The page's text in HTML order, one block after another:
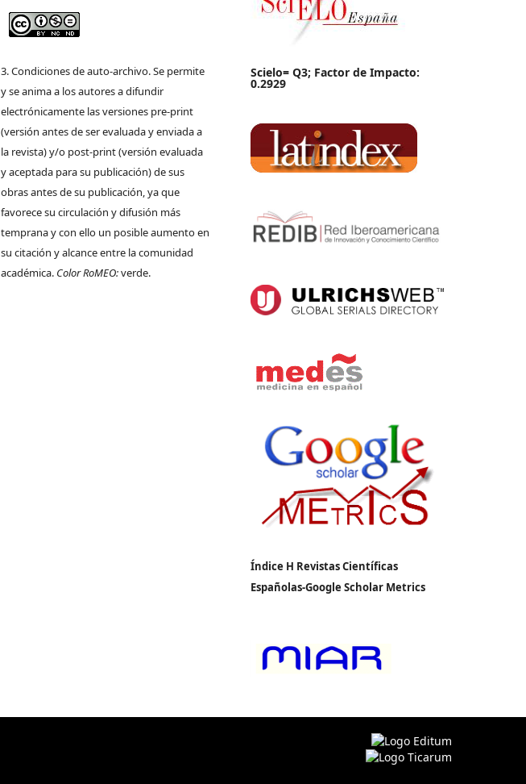
3. Condiciones de auto-archivo. Se permite
y se anima a los autores a difundir
electrónicamente las versiones pre-print
(versión antes de ser evaluada y enviada a
la revista) y/o post-print (versión evaluada
y aceptada para su publicación) de sus
obras antes de su publicación, ya que
favorece su circulación y difusión más
temprana y con ello un posible aumento en
su citación y alcance entre la comunidad
académica. Color RoMEO:verde.
Scielo= Q3; Factor de Impacto:
0.2929
Índice H Revistas Científicas
Españolas-Google Scholar Metrics